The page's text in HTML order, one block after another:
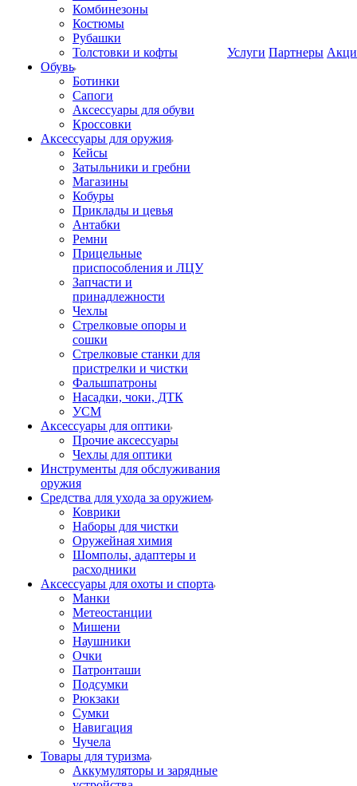
Комбинезоны
Костюмы
Рубашки
Толстовки и кофты
Обувь
Ботинки
Сапоги
Аксессуары для обуви
Кроссовки
Аксессуары для оружия
Кейсы
Затыльники и гребни
Магазины
Кобуры
Приклады и цевья
Антабки
Ремни
Прицельные
приспособления и ЛЦУ
Запчасти и
принадлежности
Чехлы
Стрелковые опоры и
сошки
Стрелковые станки для
пристрелки и чистки
Фальшпатроны
Насадки, чоки, ДТК
УСМ
Аксессуары для оптики
Прочие аксессуары
Чехлы для оптики
Инструменты для обслуживания
оружия
Средства для ухода за оружием
Коврики
Наборы для чистки
Оружейная химия
Шомполы, адаптеры и
расходники
Аксессуары для охоты и спорта
Манки
Метеостанции
Мишени
Наушники
Очки
Патронташи
Подсумки
Рюкзаки
Сумки
Навигация
Чучела
Товары для туризма
Аккумуляторы и зарядные
Услуги Партнеры